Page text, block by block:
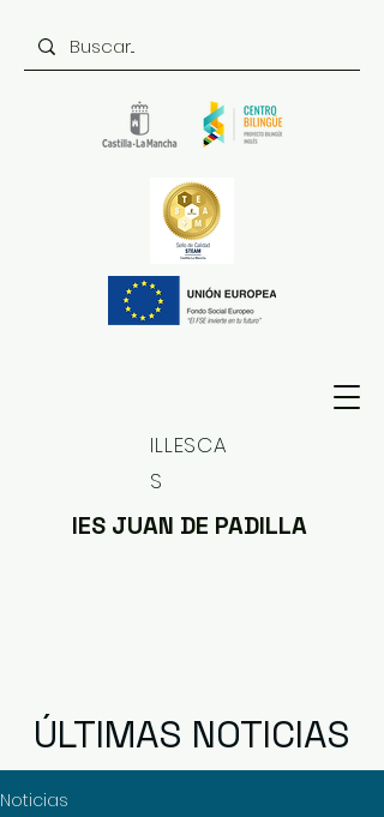
ILLESCA
S
IES JUAN DE PADILLA
ÚLTIMAS NOTICIAS
Noticias